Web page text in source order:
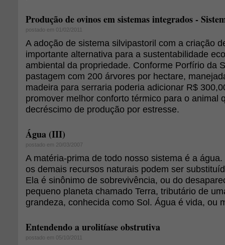
Produção de ovinos em sistemas integrados -
postado em 01/02/2011
A adoção de sistema silvipastoril com a criação
importante alternativa para a sustentabilidade
ambiental da propriedade. Conforme Porfírio da
pastagem com 200 árvores por hectare,
madeira para serraria poderia adicionar R$
promover melhor conforto térmico para o animal
decréscimo de produção por estresse.
Água (III)
postado em 20/03/2007
A matéria-prima de todo nosso sistema é a
os demais recursos naturais podem ser
Ela é sinônimo de sobrevivência, ou do
pequeno planeta chamado Terra, tributário de
grandeza, conhecida como Sol. Água é vida, ou
Entendendo a urolitíase obstrutiva
postado em 05/10/2011